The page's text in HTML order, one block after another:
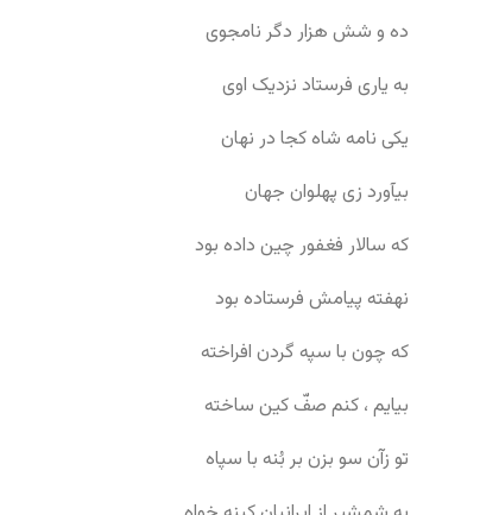
ده و شش هزار دگر نامجوی
به یاری فرستاد نزدیک اوی
یکی نامه شاه کجا در نهان
بیآورد زی پهلوان جهان
که سالار فغفور چین داده بود
نهفته پیامش فرستاده بود
که چون با سپه گردن افراخته
بیایم ، کنم صفّ کین ساخته
تو زآن سو بزن بر بُنه با سپاه